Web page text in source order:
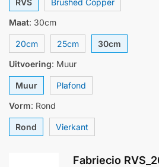
Maat: 30cm
20cm 25cm
30cm
Uitvoering: Muur
Muur
Plafond
Vorm: Rond
Rond Vierkant
Fabriecio